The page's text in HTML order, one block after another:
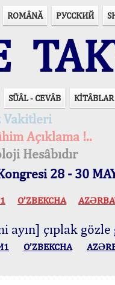
ROMÂNĂ РУССКИЙ
SÜÂL - CEVÂB KİTÂBLAR
Vakitleri
Açıklama !..
Hesâbıdır
28 - 30
O’ZBEKCHA
çıplak
O’ZBEKCHA